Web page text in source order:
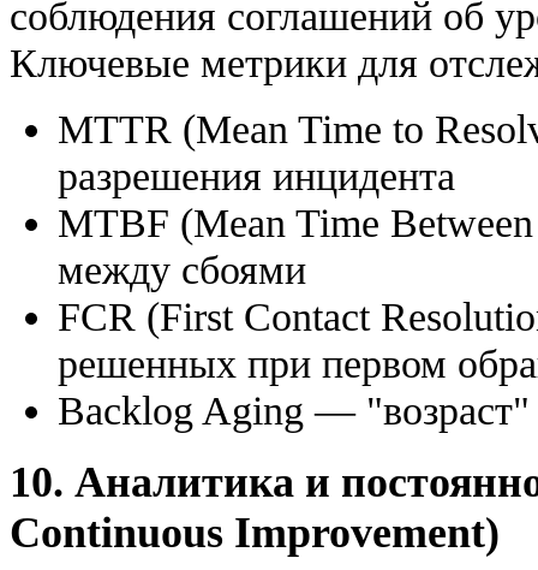
соблюдения соглашений об
Ключевые метрики для
MTTR (Mean Time to
разрешения инцидента
MTBF (Mean Time
между сбоями
FCR (First Contact
решенных при первом
Backlog Aging — "возраст"
10. Аналитика и
Continuous Improvement)